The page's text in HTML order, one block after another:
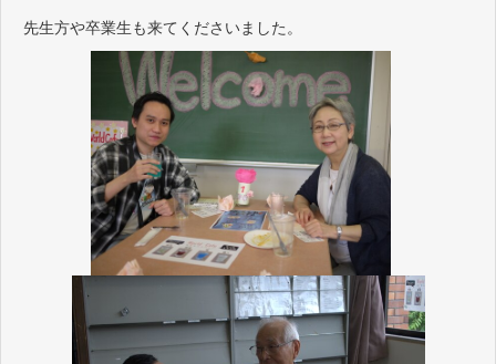
先生方や卒業生も来てくださいました。